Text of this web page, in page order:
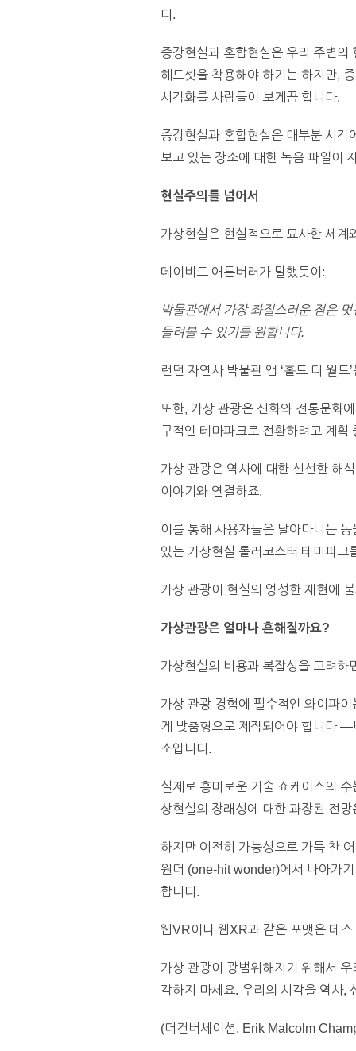
다.
증강현실과 혼합현실은 우리 주변의
헤드셋을 착용해야 하기는 하지만,
시각화를 사람들이 보게끔 합니다.
증강현실과 혼합현실은 대부분 시각
보고 있는 장소에 대한 녹음 파일이
현실주의를 넘어서
가상현실은 현실적으로 묘사한 세계
데이비드 애튼버러가 말했듯이:
박물관에서 가장좌절스러운 점은
돌려볼 수 있기를 원합니다.
런던 자연사 박물관 앱 ‘홀드 더 월
또한, 가상 관광은 신화와 전통문화
구적인 테마파크로 전환하려고 계획
가상 관광은 역사에 대한 신선한 해
이야기와 연결하죠.
이를 통해 사용자들은 날아다니는
있는 가상현실 롤러코스터 테마파크
가상 관광이 현실의 엉성한 재현에
가상관광은 얼마나 흔해질까요?
가상현실의 비용과 복잡성을 고려하
가상 관광 경험에 필수적인 와이파
게 맞춤형으로 제작되어야 합니다 —
소입니다.
실제로 흥미로운 기술 쇼케이스의
상현실의 장래성에 대한 과장된 전
하지만 여전히 가능성으로 가득 찬
원더 (one-hit wonder)에서 나아가
합니다.
웹VR이나 웹XR과 같은 포맷은 데
가상 관광이 광범위해지기 위해서
각하지 마세요. 우리의 시각을 역사,
(더컨버세이션, Erik Malcolm